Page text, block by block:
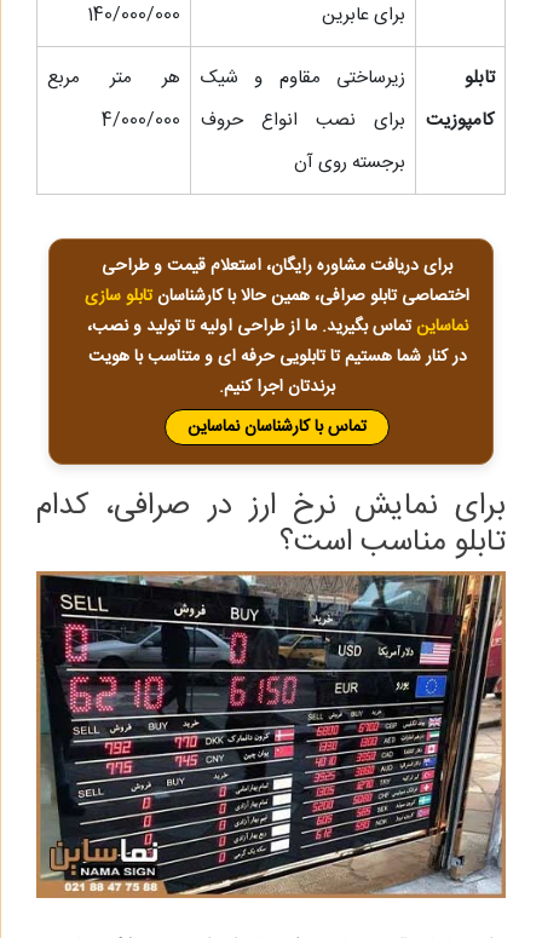
برای عابرین 140/000/000
تابلو
کامپوزیت
زیرساختی مقاوم و شیک
برای نصب انواع حروف
برجسته روی آن
هر متر مربع
4/000/000
برای دریافت مشاوره رایگان، استعلام قیمت و طراحی
اختصاصی تابلو صرافی، همین حالا با کارشناسانتابلو سازی
نماساینتماس بگیرید. ما از طراحی اولیه تا تولید و نصب،
در کنار شما هستیم تا تابلویی حرفه‌ ای و متناسب با هویت
برندتان اجرا کنیم.
تماس با کارشناسان نماساین
برای نمایش نرخ ارز در صرافی، کدام
تابلو مناسب است؟